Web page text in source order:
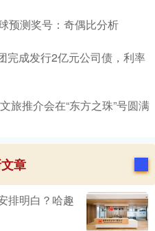
预测奖号：奇偶比分析
完成发行2亿元公司债，利率
旅推介会在“东方之珠”号圆满
章
排明白？哈趣